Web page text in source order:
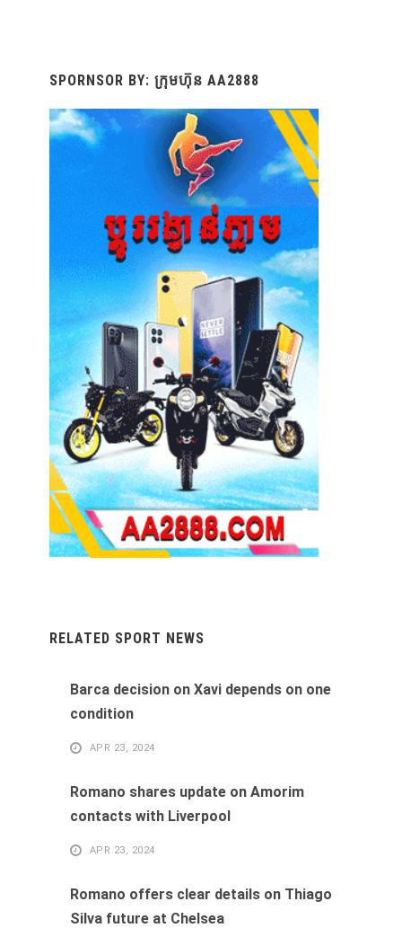
SPORNSOR BY: ក្រុមហ៊ុន AA2888
RELATED SPORT NEWS
Barca decision on Xavi depends on one
condition
APR 23, 2024
Romano shares update on Amorim
contacts with Liverpool
APR 23, 2024
Romano offers clear details on Thiago
Silva future at Chelsea